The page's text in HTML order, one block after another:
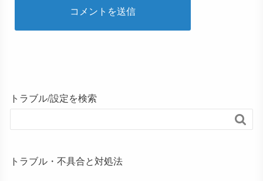
トラブル/設定を検索

トラブル・不具合と対処法